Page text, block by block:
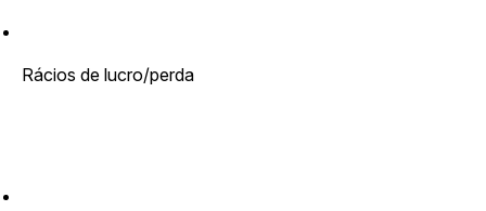
Rácios de lucro/perda